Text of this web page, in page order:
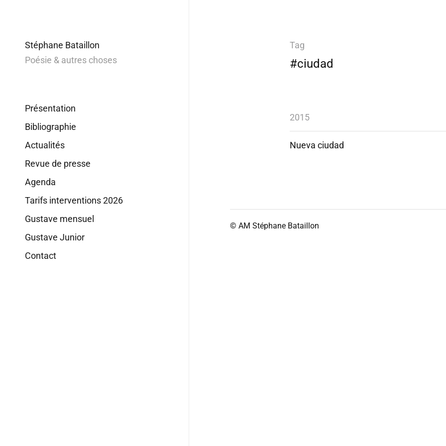
Stéphane Bataillon
Poésie & autres choses
Présentation
Bibliographie
Actualités
Revue de presse
Agenda
Tarifs interventions 2026
Gustave mensuel
Gustave Junior
Contact
Tag
#ciudad
2015
Nueva ciudad
© AM Stéphane Bataillon